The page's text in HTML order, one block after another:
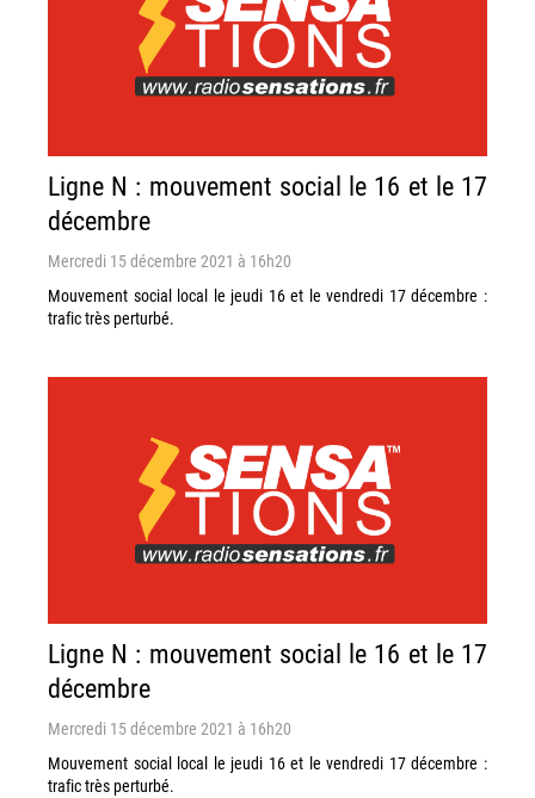
Ligne N : mouvement social le 16 et le 17
décembre
Mercredi 15 décembre 2021 à 16h20
Mouvement social local le jeudi 16 et le vendredi 17 décembre :
trafic très perturbé.
Ligne N : mouvement social le 16 et le 17
décembre
Mercredi 15 décembre 2021 à 16h20
Mouvement social local le jeudi 16 et le vendredi 17 décembre :
trafic très perturbé.